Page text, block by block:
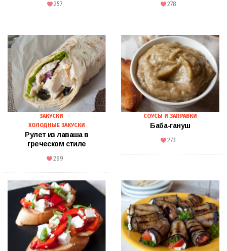
257 278
ЗАКУСКИ
ХОЛОДНЫЕ ЗАКУСКИ
Рулет из лаваша в
греческом стиле
269
СОУСЫ И ЗАПРАВКИ
Баба-гануш
273